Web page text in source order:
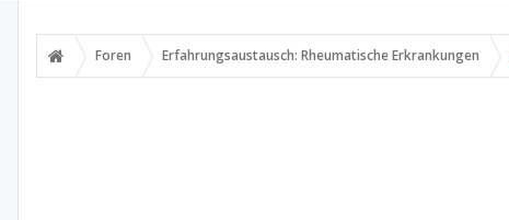
Foren Erfahrungsaustausch: Rheumatische Erkrankungen